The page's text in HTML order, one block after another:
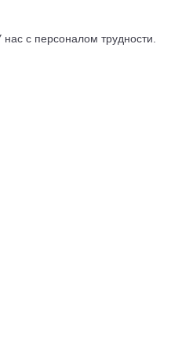
с персоналом трудности.